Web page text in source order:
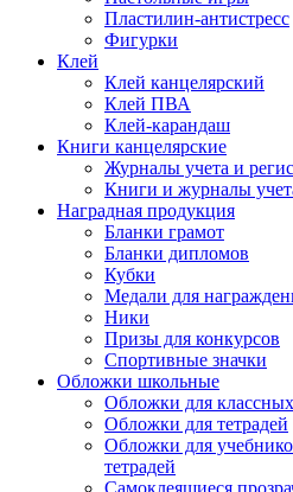
Пластилин-антистресс
Фигурки
Клей
Клей канцелярский
Клей ПВА
Клей-карандаш
Книги канцелярские
Журналы учета и
Книги и журналы
Наградная продукция
Бланки грамот
Бланки дипломов
Кубки
Медали для
Ники
Призы для конкурсов
Спортивные значки
Обложки школьные
Обложки для
Обложки для тетрадей
Обложки для
тетрадей
Самоклеящиеся